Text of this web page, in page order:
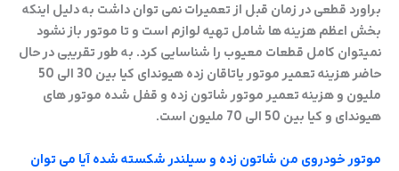
براورد قطعی در زمان قبل از تعمیرات نمی توان داشت به دلیل اینکه
بخش اعظم هزینه ها شامل تهیه لوازم است و تا موتور باز نشود
نمیتوان کامل قطعات معیوب را شناسایی کرد. به طور تقریبی در حال
حاضر هزینه تعمیر موتور یاتاقان زده هیوندای کیا بین 30 الی 50
ملیون و هزینه تعمیر موتور شاتون زده و قفل شده موتور های
هیوندای و کیا بین 50 الی 70 ملیون است.
موتور خودروی من شاتون زده و سیلندر شکسته شده آیا می توان
تعمیرگاه
تعمیرگاه
تعمیرگاه